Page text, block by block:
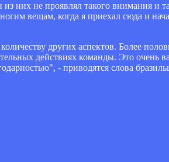
них не проявлял такого внимания и
вещам, когда я приехал сюда и
других аспектов. Более
действиях команды. Это очень
- приводятся слова